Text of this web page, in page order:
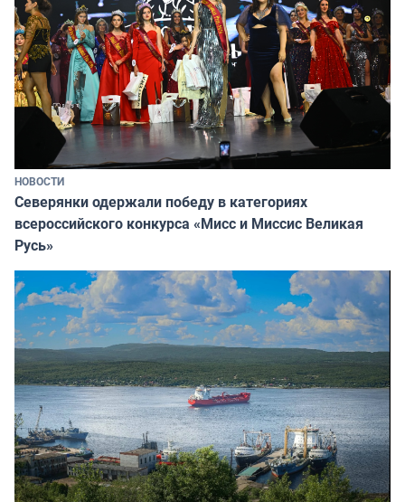
НОВОСТИ
Северянки одержали победу в категориях
всероссийского конкурса «Мисс и Миссис Великая
Русь»